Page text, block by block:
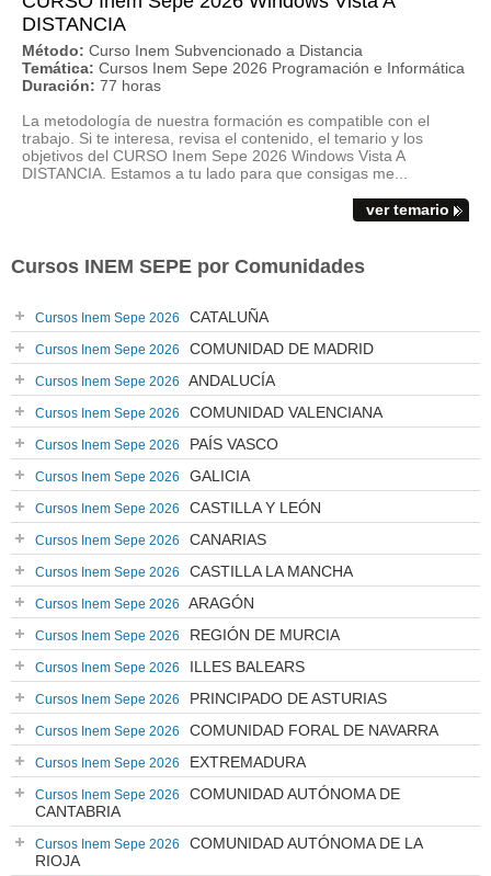
DISTANCIA
Método: Curso Inem Subvencionado a Distancia
Temática: Cursos Inem Sepe 2026 Programación e Informática
Duración: 77 horas
La metodología de nuestra formación es compatible con el
trabajo. Si te interesa, revisa el contenido, el temario y los
objetivos del CURSO Inem Sepe 2026 Windows Vista A
DISTANCIA. Estamos a tu lado para que consigas me...
ver temario
Cursos INEM SEPE por Comunidades
Cursos Inem Sepe 2026 CATALUÑA
Cursos Inem Sepe 2026 COMUNIDAD DE MADRID
Cursos Inem Sepe 2026 ANDALUCÍA
Cursos Inem Sepe 2026 COMUNIDAD VALENCIANA
Cursos Inem Sepe 2026 PAÍS VASCO
Cursos Inem Sepe 2026 GALICIA
Cursos Inem Sepe 2026 CASTILLA Y LEÓN
Cursos Inem Sepe 2026 CANARIAS
Cursos Inem Sepe 2026 CASTILLA LA MANCHA
Cursos Inem Sepe 2026 ARAGÓN
Cursos Inem Sepe 2026 REGIÓN DE MURCIA
Cursos Inem Sepe 2026 ILLES BALEARS
Cursos Inem Sepe 2026 PRINCIPADO DE ASTURIAS
Cursos Inem Sepe 2026 COMUNIDAD FORAL DE NAVARRA
Cursos Inem Sepe 2026 EXTREMADURA
Cursos Inem Sepe 2026
COMUNIDAD AUTÓNOMA DE
CANTABRIA
Cursos Inem Sepe 2026
COMUNIDAD AUTÓNOMA DE LA
RIOJA